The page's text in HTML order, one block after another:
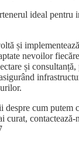
ideal pentru
și
nevoilor
și consultanță,
despre cum putem
curat,